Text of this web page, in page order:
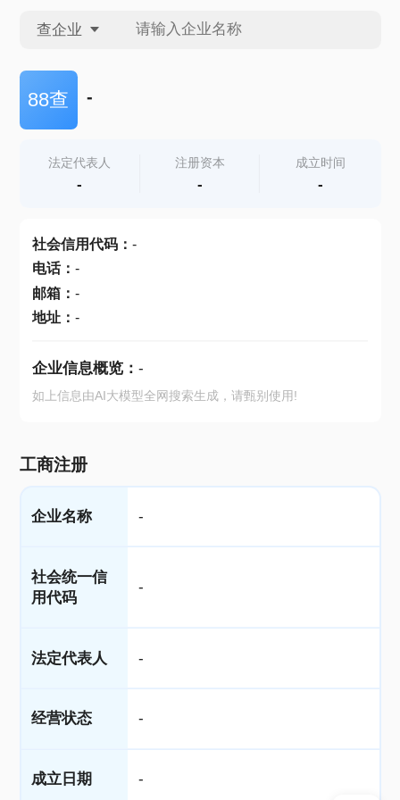
查企业
查企业
查产地
88查 -
法定代表人
-
注册资本
-
成立时间
-
社会信用代码： -
电话： -
邮箱： -
地址： -
企业信息概览： -
如上信息由AI大模型全网搜索生成，请甄别使用!
工商注册
企业名称 -
社会统一信
用代码
-
法定代表人 -
经营状态 -
成立日期 -